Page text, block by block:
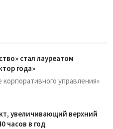
стал лауреатом
года»
управления»
увеличивающий верхний
часов в год